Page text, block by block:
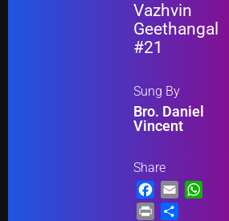
Vazhvin
Geethangal
#21
Sung By
Bro. Daniel
Vincent
Share
Facebook
Email
Print